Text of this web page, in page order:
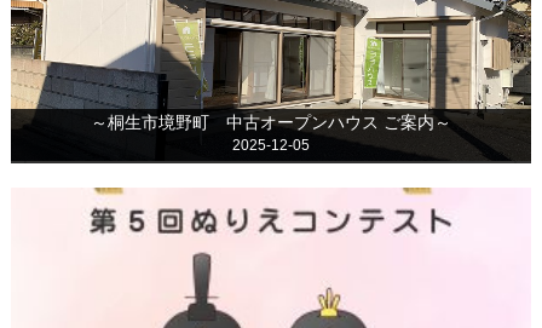
～桐生市境野町 中古オープンハウス ご案内～
2025-12-05